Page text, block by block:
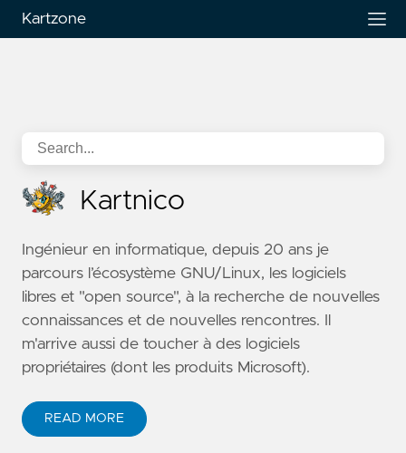
Kartzone
Kartnico
Ingénieur en informatique, depuis 20 ans je
parcours l’écosystème GNU/Linux, les logiciels
libres et "open source", à la recherche de nouvelles
connaissances et de nouvelles rencontres. Il
m'arrive aussi de toucher à des logiciels
propriétaires (dont les produits Microsoft).
READ MORE